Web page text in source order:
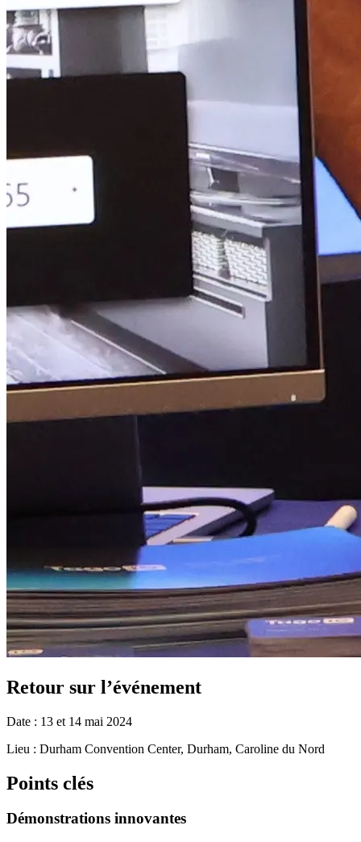
Retour sur l’événement
Date : 13 et 14 mai 2024
Lieu : Durham Convention Center, Durham, Caroline du Nord
Points clés
Démonstrations innovantes